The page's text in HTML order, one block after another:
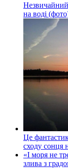
на воді
Це
сходу сонця
«І моря не
злива з